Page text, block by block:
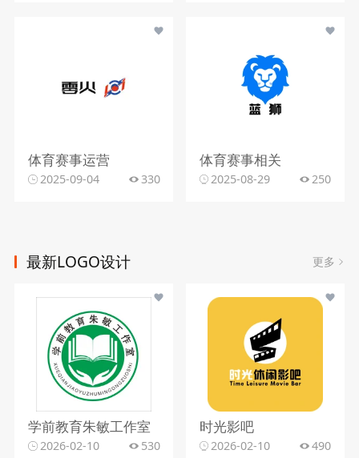
体育赛事运营
2025-09-04 330
体育赛事相关
2025-08-29 250
最新LOGO设计 更多
学前教育朱敏工作室
2026-02-10 530
时光影吧
2026-02-10 490